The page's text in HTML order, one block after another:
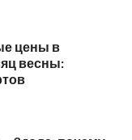
цены в
весны: